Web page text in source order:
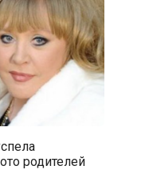
родителей